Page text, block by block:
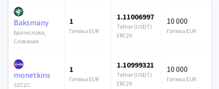
Baksmany
Братислава,
Словакия
1
Готівка EUR
1.11006997
Tether (USDT)
ERC20
10 000
Готівка EUR
monetkins
SZCZC
1
Готівка EUR
1.10999321
Tether (USDT)
ERC20
10 000
Готівка EUR